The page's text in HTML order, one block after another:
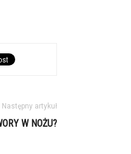
Następny artykuł
W NOŻU?